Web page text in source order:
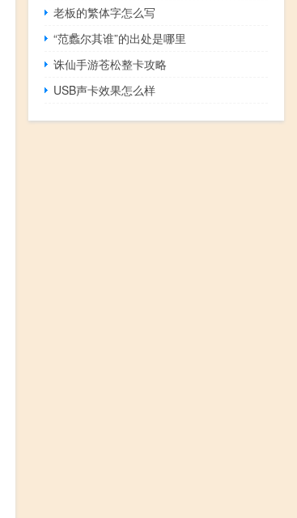
老板的繁体字怎么写
“范蠡尔其谁”的出处是哪里
诛仙手游苍松整卡攻略
USB声卡效果怎么样